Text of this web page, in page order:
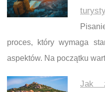
proces, który wymaga
aspektów. Na początku
Jak